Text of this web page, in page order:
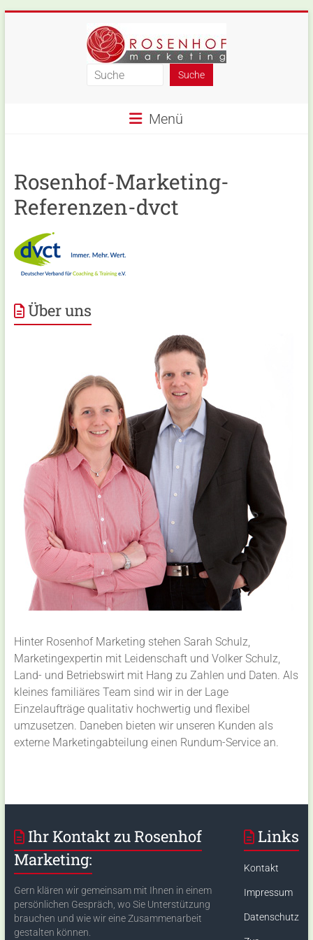
Rosenhof-
Menü
Rosenhof-Marketing-
Referenzen-dvct
Über uns
Hinter Rosenhof Marketing stehen Sarah Schulz,
Marketingexpertin mit Leidenschaft und Volker Schulz,
Land- und Betriebswirt mit Hang zu Zahlen und Daten. Als
kleines familiäres Team sind wir in der Lage
Einzelaufträge qualitativ hochwertig und flexibel
umzusetzen. Daneben bieten wir unseren Kunden als
externe Marketingabteilung einen Rundum-Service an.
Ihr Kontakt zu Rosenhof
Marketing:
Gern klären wir gemeinsam mit Ihnen in einem
persönlichen Gespräch, wo Sie Unterstützung
brauchen und wie wir eine Zusammenarbeit
gestalten können.
Links
Kontakt
Impressum
Datenschutz